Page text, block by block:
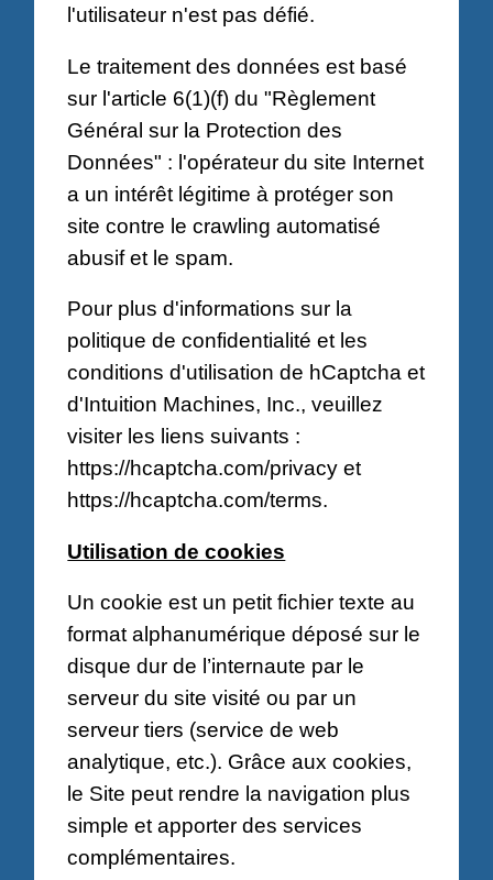
l'utilisateur n'est pas défié.
Le traitement des données est basé
sur l'article 6(1)(f) du "Règlement
Général sur la Protection des
Données" : l'opérateur du site Internet
a un intérêt légitime à protéger son
site contre le crawling automatisé
abusif et le spam.
Pour plus d'informations sur la
politique de confidentialité et les
conditions d'utilisation de hCaptcha et
d'Intuition Machines, Inc., veuillez
visiter les liens suivants :
https://hcaptcha.com/privacy et
https://hcaptcha.com/terms.
Utilisation de cookies
Un cookie est un petit fichier texte au
format alphanumérique déposé sur le
disque dur de l’internaute par le
serveur du site visité ou par un
serveur tiers (service de web
analytique, etc.). Grâce aux cookies,
le Site peut rendre la navigation plus
simple et apporter des services
complémentaires.